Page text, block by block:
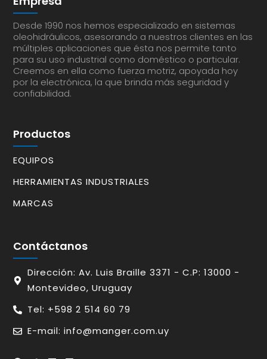
Desde 1990 nos hemos especializado en sistemas
oleohidráulicos, asesorando a nuestros clientes en las
múltiples aplicaciones que ésta nos permite tanto
para su uso industrial como doméstico o particular.
Creemos en ella como fuerza motriz, apoyada hoy
por la electrónica, la que brinda más seguridad y
confiabilidad.
Productos
EQUIPOS
HERRAMIENTAS INDUSTRIALES
MARCAS
Contáctanos
Dirección: Av. Luis Braille 3371 - C.P: 13000 -
Montevideo, Uruguay
Tel: +598 2 514 60 79
E-mail: info@manger.com.uy